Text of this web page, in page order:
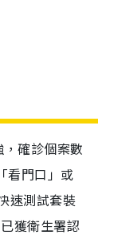
確診個案數
看門口」或
速測試套裝
獲衛生署認